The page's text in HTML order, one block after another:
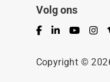
Volg ons
Facebook
LinkedInYouTube
Copyright ©